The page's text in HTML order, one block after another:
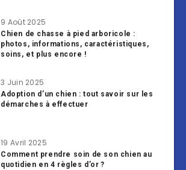
9 Août 2025
Chien de chasse à pied arboricole :
photos, informations, caractéristiques,
soins, et plus encore !
3 Juin 2025
Adoption d’un chien : tout savoir sur les
démarches à effectuer
19 Avril 2025
Comment prendre soin de son chien au
quotidien en 4 règles d’or ?